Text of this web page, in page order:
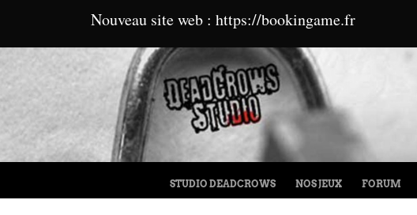
MENU
ALLER AU CONTENU
STUDIO DEADCROWS NOS JEUX FORUM
Nouveau site web : https://bookingame.fr